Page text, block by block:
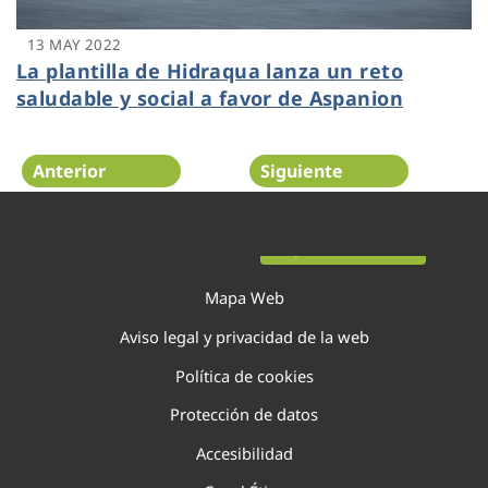
13 MAY 2022
La plantilla de Hidraqua lanza un reto
saludable y social a favor de Aspanion
Anterior Siguiente
Mapa Web
Aviso legal y privacidad de la web
Política de cookies
Protección de datos
Accesibilidad